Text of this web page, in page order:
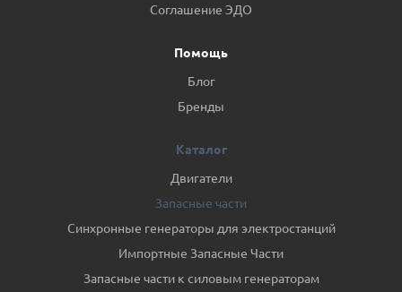
Соглашение ЭДО
Помощь
Блог
Бренды
Каталог
Двигатели
Запасные части
Синхронные генераторы для электростанций
Импортные Запасные Части
Запасные части к силовым генераторам